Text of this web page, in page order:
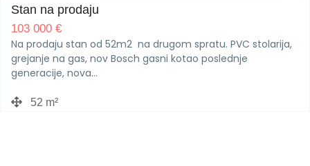
Stan na prodaju
103 000 €
Na prodaju stan od 52m2 na drugom spratu. PVC stolarija,
grejanje na gas, nov Bosch gasni kotao poslednje
generacije, nova…
52 m²